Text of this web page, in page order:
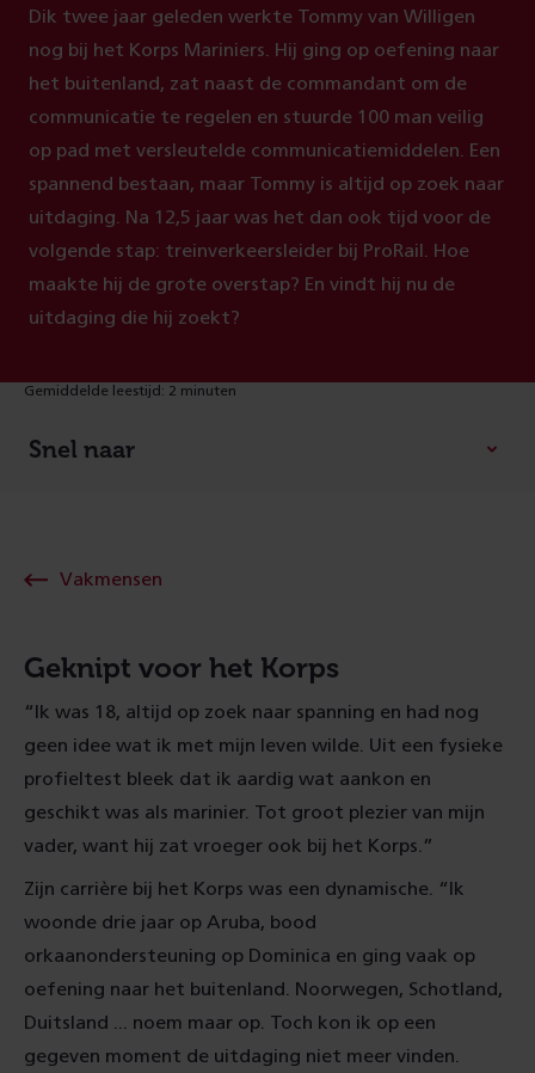
Dik twee jaar geleden werkte Tommy van Willigen
nog bij het Korps Mariniers. Hij ging op oefening naar
het buitenland, zat naast de commandant om de
communicatie te regelen en stuurde 100 man veilig
op pad met versleutelde communicatiemiddelen. Een
spannend bestaan, maar Tommy is altijd op zoek naar
uitdaging. Na 12,5 jaar was het dan ook tijd voor de
volgende stap: treinverkeersleider bij ProRail. Hoe
maakte hij de grote overstap? En vindt hij nu de
uitdaging die hij zoekt?
Gemiddelde leestijd: 2 minuten
Snel naar
Vakmensen
Geknipt voor het Korps
“Ik was 18, altijd op zoek naar spanning en had nog
geen idee wat ik met mijn leven wilde. Uit een fysieke
profieltest bleek dat ik aardig wat aankon en
geschikt was als marinier. Tot groot plezier van mijn
vader, want hij zat vroeger ook bij het Korps.”
Zijn carrière bij het Korps was een dynamische. “Ik
woonde drie jaar op Aruba, bood
orkaanondersteuning op Dominica en ging vaak op
oefening naar het buitenland. Noorwegen, Schotland,
Duitsland ... noem maar op. Toch kon ik op een
gegeven moment de uitdaging niet meer vinden.